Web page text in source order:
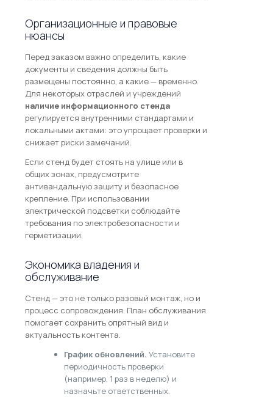
Организационные и правовые
нюансы
Перед заказом важно определить, какие
документы и сведения должны быть
размещены постоянно, а какие — временно.
Для некоторых отраслей и учреждений
наличие информационного стенда
регулируется внутренними стандартами и
локальными актами: это упрощает проверки и
снижает риски замечаний.
Если стенд будет стоять на улице или в
общих зонах, предусмотрите
антивандальную защиту и безопасное
крепление. При использовании
электрической подсветки соблюдайте
требования по электробезопасности и
герметизации.
Экономика владения и
обслуживание
Стенд — это не только разовый монтаж, но и
процесс сопровождения. План обслуживания
помогает сохранить опрятный вид и
актуальность контента.
График обновлений. Установите
периодичность проверки
(например, 1 раз в неделю) и
назначьте ответственных.